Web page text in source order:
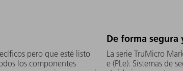
pero que esté listo
los componentes
De forma segura
La serie TruMicro
e (PLe). Sistemas de